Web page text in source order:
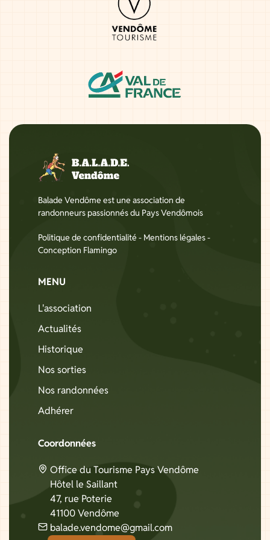
Balade Vendôme est une association de
randonneurs passionnés du Pays Vendômois
Politique de confidentialité - Mentions légales-
Conception Flamingo
MENU
L'association
Actualités
Historique
Nos sorties
Nos randonnées
Adhérer
Coordonnées
Office du Tourisme Pays Vendôme
Hôtel le Saillant
47, rue Poterie
41100 Vendôme
balade.vendome@gmail.com